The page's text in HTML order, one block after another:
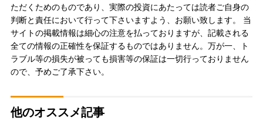
ただくためのものであり、実際の投資にあたっては読者ご自身の
判断と責任において行って下さいますよう、お願い致します。 当
サイトの掲載情報は細心の注意を払っておりますが、記載される
全ての情報の正確性を保証するものではありません。万が一、ト
ラブル等の損失が被っても損害等の保証は一切行っておりません
ので、予めご了承下さい。
他のオススメ記事